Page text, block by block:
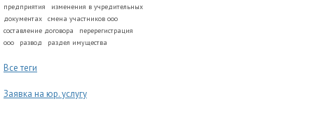
предприятия
изменения в учредительных
документах
смена участников ооо
составление договора
перерегистрация
ооо
развод раздел имущества
Все теги
Заявка на юр. услугу